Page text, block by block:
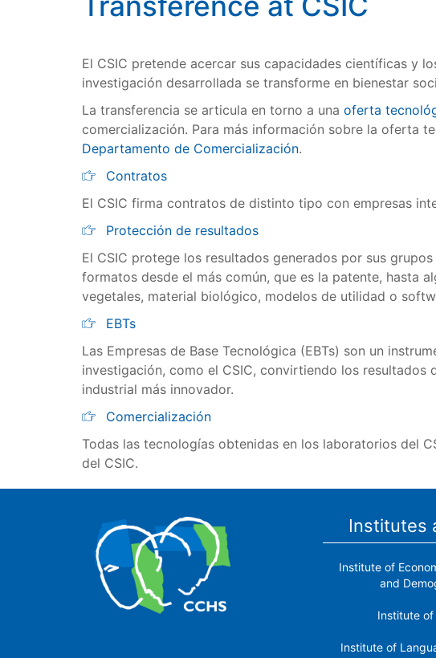
El CSIC pretende acercar sus capacidades científicas y
investigación desarrollada se transforme en bienestar
La transferencia se articula en torno a una oferta
comercialización. Para más información sobre la oferta
Departamento de Comercialización.
Contratos
El CSIC firma contratos de distinto tipo con empresas
Protección de resultados
El CSIC protege los resultados generados por sus
formatos desde el más común, que es la patente, hasta
vegetales, material biológico, modelos de utilidad o
EBTs
Las Empresas de Base Tecnológica (EBTs) son un
investigación, como el CSIC, convirtiendo los
industrial más innovador.
Comercialización
Todas las tecnologías obtenidas en los laboratorios del
del CSIC.
Institutes
Institute of
and
Institute of
Institute of